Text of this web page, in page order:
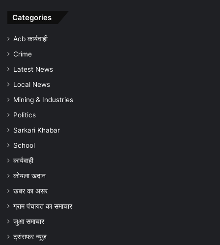
Categories
Acb कार्यवाही
Crime
Latest News
Local News
Mining & Industries
Politics
Sarkari Khabar
School
कार्यवाही
कोयला खदान
खबर का असर
ग्राम पंचायत का समाचार
जुआ समाचार
ट्रांसफर न्यूज़